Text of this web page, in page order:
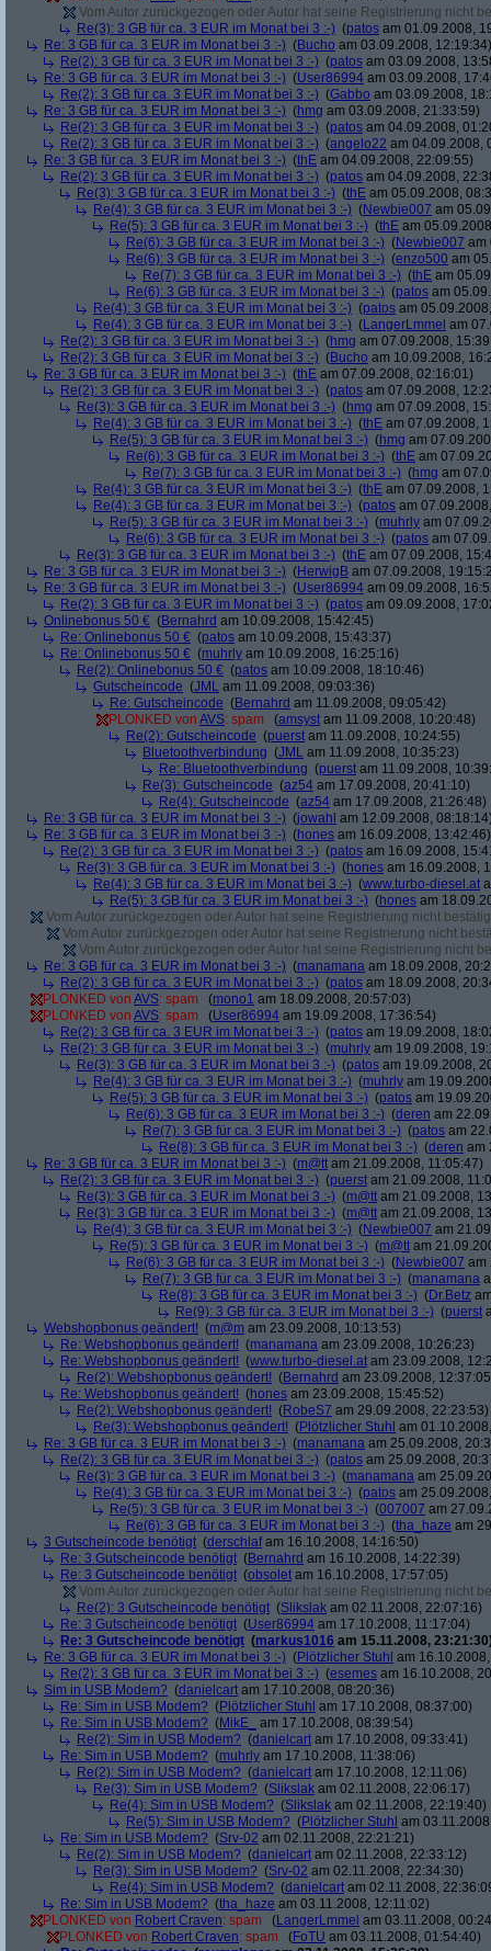
Vom Autor zurückgezogen oder Autor hat seine Registrierung nicht
Re(3): 3 GB für ca. 3 EUR im Monat bei 3 :-) (patos am 01.09.2008,
Re: 3 GB für ca. 3 EUR im Monat bei 3 :-) (Bucho am 03.09.2008, 12:19:34)
Re(2): 3 GB für ca. 3 EUR im Monat bei 3 :-) (patos am 03.09.2008,
Re: 3 GB für ca. 3 EUR im Monat bei 3 :-) (User86994 am 03.09.2008,
Re(2): 3 GB für ca. 3 EUR im Monat bei 3 :-) (Gabbo am 03.09.2008,
Re: 3 GB für ca. 3 EUR im Monat bei 3 :-) (hmg am 03.09.2008, 21:33:59)
Re(2): 3 GB für ca. 3 EUR im Monat bei 3 :-) (patos am 04.09.2008,
Re(2): 3 GB für ca. 3 EUR im Monat bei 3 :-) (angelo22 am 04.09.2008,
Re: 3 GB für ca. 3 EUR im Monat bei 3 :-) (thE am 04.09.2008, 22:09:55)
Re(2): 3 GB für ca. 3 EUR im Monat bei 3 :-) (patos am 04.09.2008,
Re(3): 3 GB für ca. 3 EUR im Monat bei 3 :-) (thE am 05.09.2008,
Re(4): 3 GB für ca. 3 EUR im Monat bei 3 :-) (Newbie007 am
Re(5): 3 GB für ca. 3 EUR im Monat bei 3 :-) (thE am
Re(6): 3 GB für ca. 3 EUR im Monat bei 3 :-) (Newbie007 am
Re(6): 3 GB für ca. 3 EUR im Monat bei 3 :-) (enzo500 am
Re(7): 3 GB für ca. 3 EUR im Monat bei 3 :-) (thE am
Re(6): 3 GB für ca. 3 EUR im Monat bei 3 :-) (patos am
Re(4): 3 GB für ca. 3 EUR im Monat bei 3 :-) (patos am
Re(4): 3 GB für ca. 3 EUR im Monat bei 3 :-) (LangerLmmel am
Re(2): 3 GB für ca. 3 EUR im Monat bei 3 :-) (hmg am 07.09.2008,
Re(2): 3 GB für ca. 3 EUR im Monat bei 3 :-) (Bucho am 10.09.2008,
Re: 3 GB für ca. 3 EUR im Monat bei 3 :-) (thE am 07.09.2008, 02:16:01)
Re(2): 3 GB für ca. 3 EUR im Monat bei 3 :-) (patos am 07.09.2008,
Re(3): 3 GB für ca. 3 EUR im Monat bei 3 :-) (hmg am 07.09.2008,
Re(4): 3 GB für ca. 3 EUR im Monat bei 3 :-) (thE am 07.09.2008,
Re(5): 3 GB für ca. 3 EUR im Monat bei 3 :-) (hmg am
Re(6): 3 GB für ca. 3 EUR im Monat bei 3 :-) (thE am
Re(7): 3 GB für ca. 3 EUR im Monat bei 3 :-) (hmg am
Re(4): 3 GB für ca. 3 EUR im Monat bei 3 :-) (thE am 07.09.2008,
Re(4): 3 GB für ca. 3 EUR im Monat bei 3 :-) (patos am
Re(5): 3 GB für ca. 3 EUR im Monat bei 3 :-) (muhrly am
Re(6): 3 GB für ca. 3 EUR im Monat bei 3 :-) (patos am
Re(3): 3 GB für ca. 3 EUR im Monat bei 3 :-) (thE am 07.09.2008,
Re: 3 GB für ca. 3 EUR im Monat bei 3 :-) (HerwigB am 07.09.2008,
Re: 3 GB für ca. 3 EUR im Monat bei 3 :-) (User86994 am 09.09.2008,
Re(2): 3 GB für ca. 3 EUR im Monat bei 3 :-) (patos am 09.09.2008,
Onlinebonus 50 € (Bernahrd am 10.09.2008, 15:42:45)
Re: Onlinebonus 50 € (patos am 10.09.2008, 15:43:37)
Re: Onlinebonus 50 € (muhrly am 10.09.2008, 16:25:16)
Re(2): Onlinebonus 50 € (patos am 10.09.2008, 18:10:46)
Gutscheincode (JML am 11.09.2008, 09:03:36)
Re: Gutscheincode (Bernahrd am 11.09.2008, 09:05:42)
PLONKED von AVS: spam (amsyst am 11.09.2008, 10:20:48)
Re(2): Gutscheincode (puerst am 11.09.2008, 10:24:55)
Bluetoothverbindung (JML am 11.09.2008, 10:35:23)
Re: Bluetoothverbindung (puerst am 11.09.2008,
Re(3): Gutscheincode (az54 am 17.09.2008, 20:41:10)
Re(4): Gutscheincode (az54 am 17.09.2008, 21:26:48)
Re: 3 GB für ca. 3 EUR im Monat bei 3 :-) (jowahl am 12.09.2008,
Re: 3 GB für ca. 3 EUR im Monat bei 3 :-) (hones am 16.09.2008, 13:42:46)
Re(2): 3 GB für ca. 3 EUR im Monat bei 3 :-) (patos am 16.09.2008,
Re(3): 3 GB für ca. 3 EUR im Monat bei 3 :-) (hones am 16.09.2008,
Re(4): 3 GB für ca. 3 EUR im Monat bei 3 :-) (www.turbo-diesel.at
Re(5): 3 GB für ca. 3 EUR im Monat bei 3 :-) (hones am
Vom Autor zurückgezogen oder Autor hat seine Registrierung nicht
Vom Autor zurückgezogen oder Autor hat seine Registrierung nicht
Vom Autor zurückgezogen oder Autor hat seine Registrierung nicht
Re: 3 GB für ca. 3 EUR im Monat bei 3 :-) (manamana am 18.09.2008,
Re(2): 3 GB für ca. 3 EUR im Monat bei 3 :-) (patos am 18.09.2008,
PLONKED von AVS: spam (mono1 am 18.09.2008, 20:57:03)
PLONKED von AVS: spam (User86994 am 19.09.2008, 17:36:54)
Re(2): 3 GB für ca. 3 EUR im Monat bei 3 :-) (patos am 19.09.2008,
Re(2): 3 GB für ca. 3 EUR im Monat bei 3 :-) (muhrly am 19.09.2008,
Re(3): 3 GB für ca. 3 EUR im Monat bei 3 :-) (patos am 19.09.2008,
Re(4): 3 GB für ca. 3 EUR im Monat bei 3 :-) (muhrly am
Re(5): 3 GB für ca. 3 EUR im Monat bei 3 :-) (patos am
Re(6): 3 GB für ca. 3 EUR im Monat bei 3 :-) (deren am
Re(7): 3 GB für ca. 3 EUR im Monat bei 3 :-) (patos am
Re(8): 3 GB für ca. 3 EUR im Monat bei 3 :-) (deren am
Re: 3 GB für ca. 3 EUR im Monat bei 3 :-) (m@tt am 21.09.2008, 11:05:47)
Re(2): 3 GB für ca. 3 EUR im Monat bei 3 :-) (puerst am 21.09.2008,
Re(3): 3 GB für ca. 3 EUR im Monat bei 3 :-) (m@tt am 21.09.2008,
Re(3): 3 GB für ca. 3 EUR im Monat bei 3 :-) (m@tt am 21.09.2008,
Re(4): 3 GB für ca. 3 EUR im Monat bei 3 :-) (Newbie007 am
Re(5): 3 GB für ca. 3 EUR im Monat bei 3 :-) (m@tt am
Re(6): 3 GB für ca. 3 EUR im Monat bei 3 :-) (Newbie007 am
Re(7): 3 GB für ca. 3 EUR im Monat bei 3 :-) (manamana
Re(8): 3 GB für ca. 3 EUR im Monat bei 3 :-) (Dr.Betz
Re(9): 3 GB für ca. 3 EUR im Monat bei 3 :-) (puerst
Webshopbonus geändert! (m@m am 23.09.2008, 10:13:53)
Re: Webshopbonus geändert! (manamana am 23.09.2008, 10:26:23)
Re: Webshopbonus geändert! (www.turbo-diesel.at am 23.09.2008,
Re(2): Webshopbonus geändert! (Bernahrd am 23.09.2008,
Re: Webshopbonus geändert! (hones am 23.09.2008, 15:45:52)
Re(2): Webshopbonus geändert! (RobeS7 am 29.09.2008, 22:23:53)
Re(3): Webshopbonus geändert! (Plötzlicher Stuhl am
Re: 3 GB für ca. 3 EUR im Monat bei 3 :-) (manamana am 25.09.2008,
Re(2): 3 GB für ca. 3 EUR im Monat bei 3 :-) (patos am 25.09.2008,
Re(3): 3 GB für ca. 3 EUR im Monat bei 3 :-) (manamana am
Re(4): 3 GB für ca. 3 EUR im Monat bei 3 :-) (patos am
Re(5): 3 GB für ca. 3 EUR im Monat bei 3 :-) (007007 am
Re(6): 3 GB für ca. 3 EUR im Monat bei 3 :-) (tha_haze am
3 Gutscheincode benötigt (derschlafam 16.10.2008, 14:16:50)
Re: 3 Gutscheincode benötigt (Bernahrd am 16.10.2008, 14:22:39)
Re: 3 Gutscheincode benötigt (obsolet am 16.10.2008, 17:57:05)
Vom Autor zurückgezogen oder Autor hat seine Registrierung nicht
Re(2): 3 Gutscheincode benötigt (Slikslak am 02.11.2008, 22:07:16)
Re: 3 Gutscheincode benötigt (User86994 am 17.10.2008, 11:17:04)
Re: 3 Gutscheincode benötigt (markus1016 am 15.11.2008,
Re: 3 GB für ca. 3 EUR im Monat bei 3 :-) (Plötzlicher Stuhl am
Re(2): 3 GB für ca. 3 EUR im Monat bei 3 :-) (esemes am 16.10.2008,
Sim in USB Modem? (danielcart am 17.10.2008, 08:20:36)
Re: Sim in USB Modem? (Plötzlicher Stuhl am 17.10.2008, 08:37:00)
Re: Sim in USB Modem? (MikE_
am 17.10.2008, 08:39:54)
Re(2): Sim in USB Modem? (danielcart am 17.10.2008, 09:33:41)
Re: Sim in USB Modem? (muhrly am 17.10.2008, 11:38:06)
Re(2): Sim in USB Modem? (danielcart am 17.10.2008, 12:11:06)
Re(3): Sim in USB Modem? (Slikslak am 02.11.2008, 22:06:17)
Re(4): Sim in USB Modem? (Slikslak am 02.11.2008, 22:19:40)
Re(5): Sim in USB Modem? (Plötzlicher Stuhl am
Re: Sim in USB Modem? (Srv-02 am 02.11.2008, 22:21:21)
Re(2): Sim in USB Modem? (danielcart am 02.11.2008, 22:33:12)
Re(3): Sim in USB Modem? (Srv-02 am 02.11.2008, 22:34:30)
Re(4): Sim in USB Modem? (danielcart am 02.11.2008,
Re: Sim in USB Modem? (tha_haze am 03.11.2008, 12:11:02)
PLONKED von Robert Craven: spam (LangerLmmel am 03.11.2008,
PLONKED von Robert Craven: spam (FoTU am 03.11.2008, 01:54:40)